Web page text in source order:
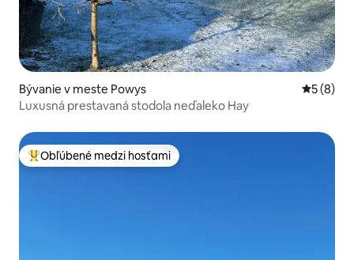
Bývanie v meste Powys
5 (8)
Luxusná prestavaná stodola neďaleko Hay
Najobľúbenejšie medzi hosťami
Obľúbené medzi hosťami